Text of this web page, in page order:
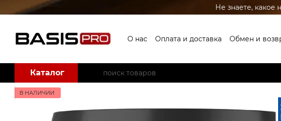
Перейти к основному контенту Не знаете,
О нас Оплата и доставка Обмен и
Каталог
В НАЛИЧИИ